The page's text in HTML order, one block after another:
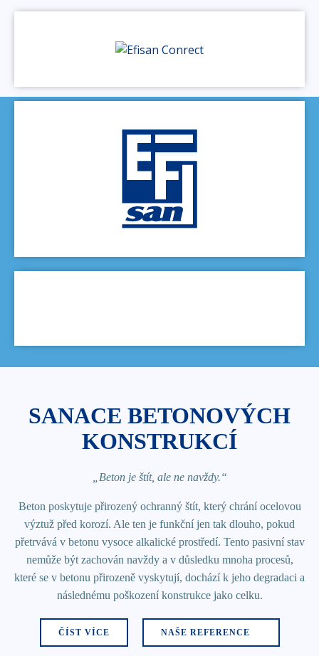
SANACE BETONOVÝCH
KONSTRUKCÍ
„Beton je štít, ale ne navždy.“
Beton poskytuje přirozený ochranný štít, který chrání ocelovou
výztuž před korozí. Ale ten je funkční jen tak dlouho, pokud
přetrvává v betonu vysoce alkalické prostředí. Tento pasivní stav
nemůže být zachován navždy a v důsledku mnoha procesů,
které se v betonu přirozeně vyskytují, dochází k jeho degradaci a
následnému poškození konstrukce jako celku.
ČÍST VÍCE NAŠE REFERENCE